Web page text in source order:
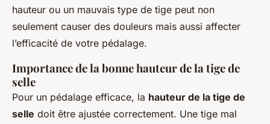
hauteur ou un mauvais type de tige peut non
seulement causer des douleurs mais aussi affecter
l’efficacité de votre pédalage.
Importance de la bonne hauteur de la tige de
selle
Pour un pédalage efficace, la hauteur de la tige de
selle doit être ajustée correctement. Une tige mal